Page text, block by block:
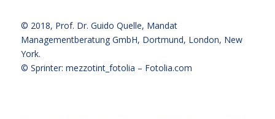
© 2018, Prof. Dr. Guido Quelle, Mandat
Managementberatung GmbH, Dortmund, London, New
York.
© Sprinter: mezzotint_fotolia – Fotolia.com